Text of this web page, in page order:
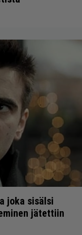
joka sisälsi
jätettiin